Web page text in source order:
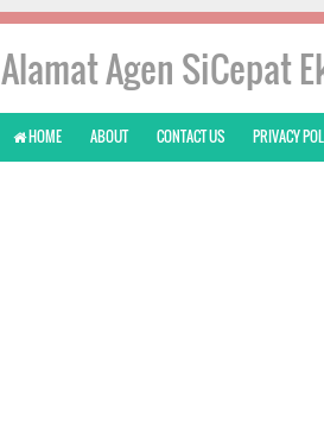
Alamat Agen SiCepat
HOME ABOUT CONTACT US PRIVACY